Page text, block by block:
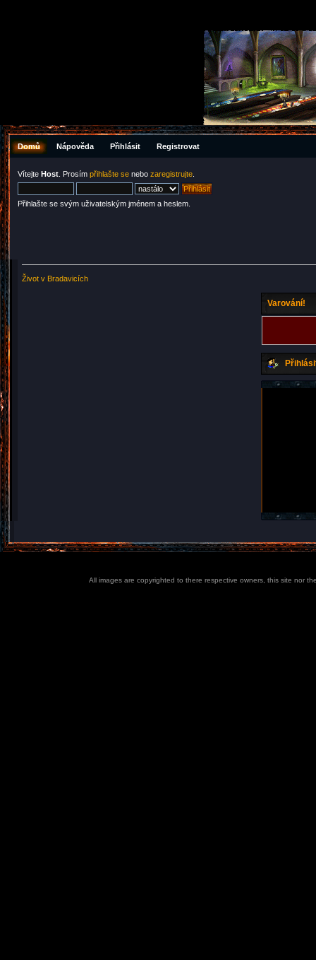
Domů Nápověda Přihlásit Registrovat
Vítejte Host . Prosím přihlašte se nebo zaregistrujte
Přihlašte se svým uživatelským jménem a heslem.
Život v Bradavicích
Varování!
All images are copyrighted to there respective owners, this site nor